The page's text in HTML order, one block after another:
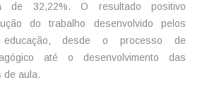
de 32,22%. O resultado positivo
do trabalho desenvolvido pelos
educação, desde o processo de
até o desenvolvimento das
de aula.